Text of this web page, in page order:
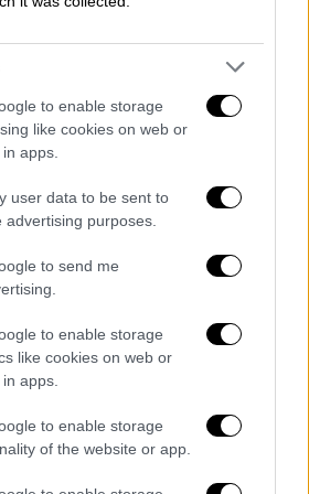
to enable storage
like cookies on web or
apps.
user data to be sent to
purposes.
to send me
to enable storage
like cookies on web or
apps.
to enable storage
of the website or app.
ακάθαρτο πνεύμα».
video
τραγωδίας: Από το
κατάληξης βρίσκεται
της20ής Οκτωβρίου 2023